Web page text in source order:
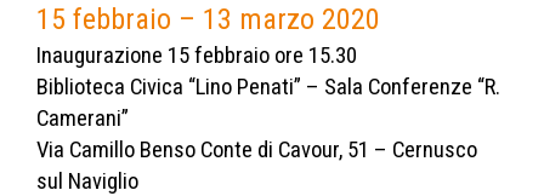
15 febbraio – 13 marzo 2020
Inaugurazione 15 febbraio ore 15.30
Biblioteca Civica “Lino Penati” – Sala Conferenze “R.
Camerani”
Via Camillo Benso Conte di Cavour, 51 – Cernusco
sul Naviglio